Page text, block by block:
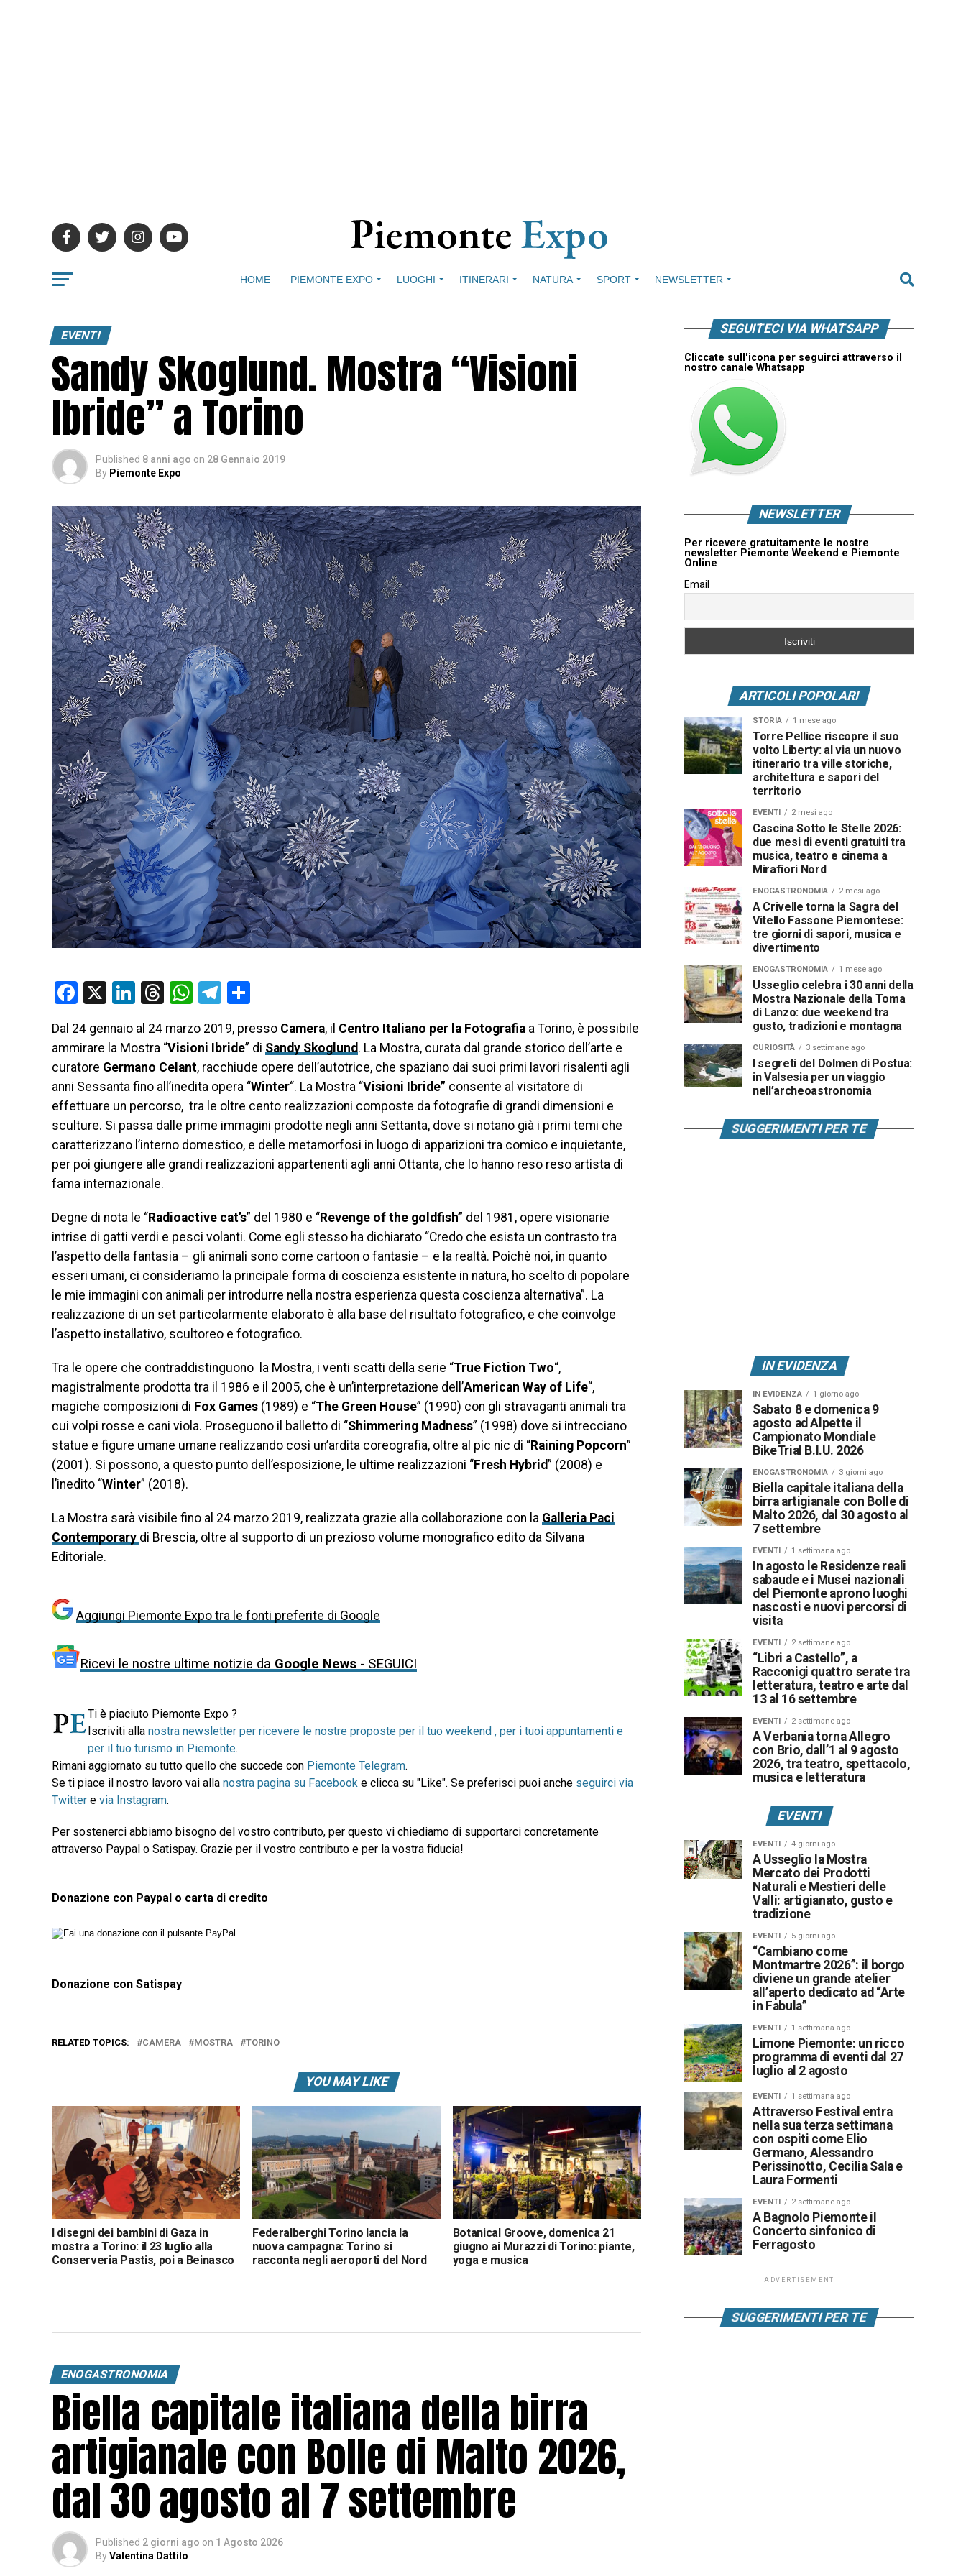
HOME PIEMONTE EXPO LUOGHI ITINERARI NATURA SPORT NEWSLETTER
EVENTI
Sandy Skoglund. Mostra “Visioni
Ibride” a Torino
Published 8 anni ago on 28 Gennaio 2019
By Piemonte Expo
Facebook
X LinkedIn
Threads
WhatsApp
Telegram
Dal 24 gennaio al 24 marzo 2019, presso Camera, il Centro Italiano per la Fotografia a Torino, è possibile
ammirare la Mostra “Visioni Ibride” di Sandy Skoglund. La Mostra, curata dal grande storico dell’arte e
curatore Germano Celant, racchiude opere dell’autotrice, che spaziano dai suoi primi lavori risalenti agli
anni Sessanta fino all’inedita opera “Winter“. La Mostra “Visioni Ibride” consente al visitatore di
effettuare un percorso, tra le oltre cento realizzazioni composte da fotografie di grandi dimensioni e
sculture. Si passa dalle prime immagini prodotte negli anni Settanta, dove si notano già i primi temi che
caratterizzano l’interno domestico, e delle metamorfosi in luogo di apparizioni tra comico e inquietante,
per poi giungere alle grandi realizzazioni appartenenti agli anni Ottanta, che lo hanno reso reso artista di
fama internazionale.
Degne di nota le “Radioactive cat’s” del 1980 e “Revenge of the goldfish” del 1981, opere visionarie
intrise di gatti verdi e pesci volanti. Come egli stesso ha dichiarato “Credo che esista un contrasto tra
l’aspetto della fantasia – gli animali sono come cartoon o fantasie – e la realtà. Poichè noi, in quanto
esseri umani, ci consideriamo la principale forma di coscienza esistente in natura, ho scelto di popolare
le mie immagini con animali per introdurre nella nostra esperienza questa coscienza alternativa”. La
realizzazione di un set particolarmente elaborato è alla base del risultato fotografico, e che coinvolge
l’aspetto installativo, scultoreo e fotografico.
Tra le opere che contraddistinguono la Mostra, i venti scatti della serie “True Fiction Two“,
magistralmente prodotta tra il 1986 e il 2005, che è un’interpretazione dell’American Way of Life“,
magiche composizioni di Fox Games (1989) e “The Green House” (1990) con gli stravaganti animali tra
cui volpi rosse e cani viola. Proseguono il balletto di “Shimmering Madness” (1998) dove si intrecciano
statue e figure umane umane realizzando così un’ardita coreografia, oltre al pic nic di “Raining Popcorn”
(2001). Si possono, a questo punto dell’esposizione, le ultime realizzazioni “Fresh Hybrid” (2008) e
l’inedito “Winter” (2018).
La Mostra sarà visibile fino al 24 marzo 2019, realizzata grazie alla collaborazione con la Galleria Paci
Contemporary di Brescia, oltre al supporto di un prezioso volume monografico edito da Silvana
Editoriale.
Aggiungi Piemonte Expo tra le fonti preferite di Google
Ricevi le nostre ultime notizie da Google News - SEGUICI
Ti è piaciuto Piemonte Expo ?
Iscriviti alla nostra newsletter per ricevere le nostre proposte per il tuo weekend , per i tuoi appuntamenti e
per il tuo turismo in Piemonte.
Rimani aggiornato su tutto quello che succede con Piemonte Telegram.
Se ti piace il nostro lavoro vai alla nostra pagina su Facebook e clicca su "Like". Se preferisci puoi anche seguirci via
Twitter e via Instagram.
Per sostenerci abbiamo bisogno del vostro contributo, per questo vi chiediamo di supportarci concretamente
attraverso Paypal o Satispay. Grazie per il vostro contributo e per la vostra fiducia!
Donazione con Paypal o carta di credito
Donazione con Satispay
RELATED TOPICS: CAMERA MOSTRA TORINO
YOU MAY LIKE
I disegni dei bambini di Gaza in
mostra a Torino: il 23 luglio alla
Conserveria Pastis, poi a Beinasco
Federalberghi Torino lancia la
nuova campagna: Torino si
racconta negli aeroporti del Nord
Botanical Groove, domenica 21
giugno ai Murazzi di Torino: piante,
yoga e musica
ENOGASTRONOMIA
Biella capitale italiana della birra
artigianale con Bolle di Malto 2026,
dal 30 agosto al 7 settembre
Published 2 giorni ago on 1 Agosto 2026
ByValentina Dattilo
SEGUITECI VIA WHATSAPP
Cliccate sull'icona per seguirci attraverso il
nostro canale Whatsapp
NEWSLETTER
Per ricevere gratuitamente le nostre
newsletter Piemonte Weekend e Piemonte
Online
Email
ARTICOLI POPOLARI
STORIA 1 mese ago
Torre Pellice riscopre il suo
volto Liberty: al via un nuovo
itinerario tra ville storiche,
architettura e sapori del
territorio
EVENTI 2 mesi ago
Cascina Sotto le Stelle 2026:
due mesi di eventi gratuiti tra
musica, teatro e cinema a
Mirafiori Nord
ENOGASTRONOMIA 2 mesi ago
A Crivelle torna la Sagra del
Vitello Fassone Piemontese:
tre giorni di sapori, musica e
divertimento
ENOGASTRONOMIA 1 mese ago
Usseglio celebra i 30 anni della
Mostra Nazionale della Toma
di Lanzo: due weekend tra
gusto, tradizioni e montagna
CURIOSITÀ 3 settimane ago
I segreti del Dolmen di Postua:
in Valsesia per un viaggio
nell’archeoastronomia
SUGGERIMENTI PER TE
IN EVIDENZA
IN EVIDENZA 1 giorno ago
Sabato 8 e domenica 9
agosto ad Alpette il
Campionato Mondiale
BikeTrial B.I.U. 2026
ENOGASTRONOMIA 3 giorni ago
Biella capitale italiana della
birra artigianale con Bolle di
Malto 2026, dal 30 agosto al
7 settembre
EVENTI 1 settimana ago
In agosto le Residenze reali
sabaude e i Musei nazionali
del Piemonte aprono luoghi
nascosti e nuovi percorsi di
visita
EVENTI 2 settimane ago
“Libri a Castello”, a
Racconigi quattro serate tra
letteratura, teatro e arte dal
13 al 16 settembre
EVENTI 2 settimane ago
A Verbania torna Allegro
con Brio, dall’1 al 9 agosto
2026, tra teatro, spettacolo,
musica e letteratura
EVENTI
EVENTI 4 giorni ago
A Usseglio la Mostra
Mercato dei Prodotti
Naturali e Mestieri delle
Valli: artigianato, gusto e
tradizione
EVENTI 5 giorni ago
“Cambiano come
Montmartre 2026”: il borgo
diviene un grande atelier
all’aperto dedicato ad “Arte
in Fabula”
EVENTI 1 settimana ago
Limone Piemonte: un ricco
programma di eventi dal 27
luglio al 2 agosto
EVENTI 1 settimana ago
Attraverso Festival entra
nella sua terza settimana
con ospiti come Elio
Germano, Alessandro
Perissinotto, Cecilia Sala e
Laura Formenti
EVENTI 2 settimane ago
A Bagnolo Piemonte il
Concerto sinfonico di
Ferragosto
ADVERTISEMENT
SUGGERIMENTI PER TE